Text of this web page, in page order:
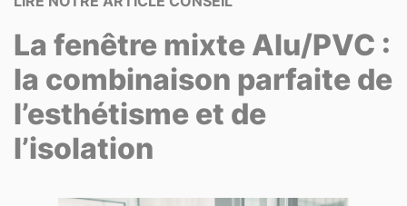
La fenêtre mixte Alu/PVC :
la combinaison parfaite de
l’esthétisme et de
l’isolation